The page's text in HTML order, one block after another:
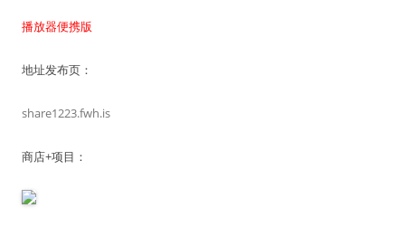
播放器便携版
地址发布页：
share1223.fwh.is
商店+项目：